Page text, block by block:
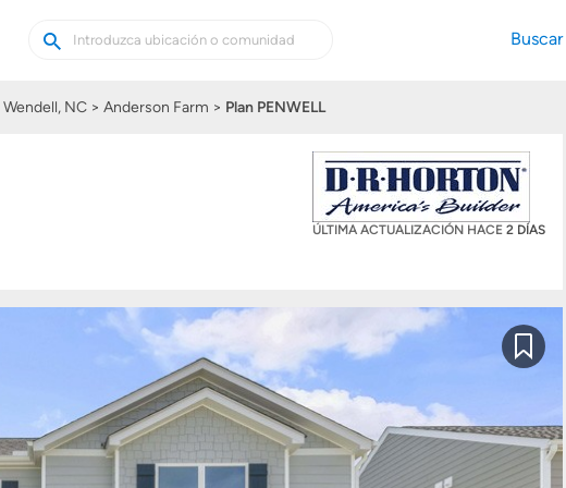
Buscar
casas
Buscar
Wendell, NC Anderson Farm Plan PENWELL
ÚLTIMA ACTUALIZACIÓN HACE 2 DÍAS
Guardar